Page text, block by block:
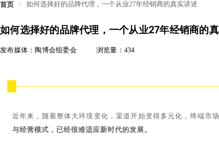
首页 如何选择好的品牌代理，一个从业27年经销商的真实讲述
如何选择好的品牌代理，一个从业27年经销商的
发布媒体：陶博会组委会 浏览量：434
近年来，随着整体大环境变化，渠道开始变得多元化，终端市
与经营模式，已经很难适应新时代的发展。